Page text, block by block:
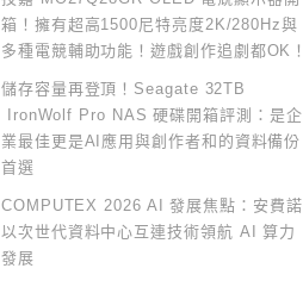
箱！擁有超高1500尼特亮度2K/280Hz與
多種電競輔助功能！遊戲創作追劇都OK！
儲存容量再登頂！Seagate 32TB
IronWolf Pro NAS 硬碟開箱評測：是企
業最佳更是AI應用與創作者和的資料備份
首選
COMPUTEX 2026 AI 發展焦點：安費諾
以次世代資料中心互連技術領航 AI 算力
發展